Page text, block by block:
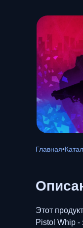
Главная•
Этот
Pistol Whip -